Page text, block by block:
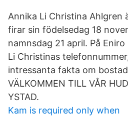
Annika Li Christina Ahlgren
firar sin födelsedag 18
namnsdag 21 april. På
Li Christinas
intressanta fakta om
VÄLKOMMEN TILL VÅR
YSTAD.
Kam is required only when